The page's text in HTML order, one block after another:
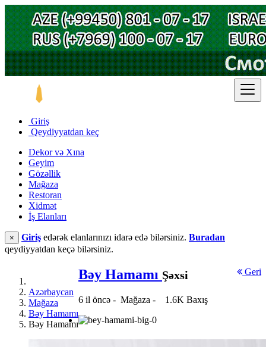
Giriş
Qeydiyyatdan keç
Dekor və Xına
Geyim
Gözəllik
Mağaza
Restoran
Xidmət
İş Elanları
× Giriş edərək elanlarınızı idarə edə bilərsiniz. Buradan
qeydiyyatdan keçə bilərsiniz.
Azərbaycan
Mağaza
Bəy Hamamı
Bəy Hamamı
Geri
Bəy Hamamı Şəxsi
6 il öncə - Mağaza - 1.6K Baxış